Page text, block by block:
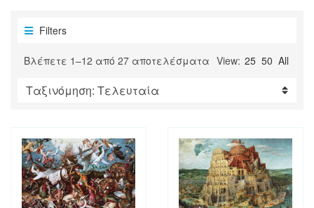
Filters
Βλέπετε 1–12 από 27 αποτελέσματα Sorted
View: 25 50 All